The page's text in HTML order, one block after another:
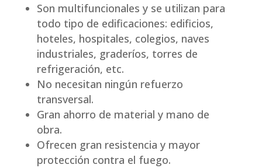
Son multifuncionales y se utilizan para
todo tipo de edificaciones: edificios,
hoteles, hospitales, colegios, naves
industriales, graderíos, torres de
refrigeración, etc.
No necesitan ningún refuerzo
transversal.
Gran ahorro de material y mano de
obra.
Ofrecen gran resistencia y mayor
protección contra el fuego.